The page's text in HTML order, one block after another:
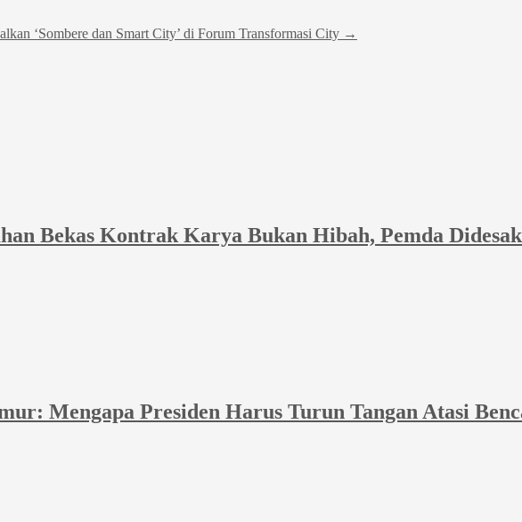
‘Sombere dan Smart City’ di Forum Transformasi City →
Bekas Kontrak Karya Bukan Hibah, Pemda
Mengapa Presiden Harus Turun Tangan Atasi